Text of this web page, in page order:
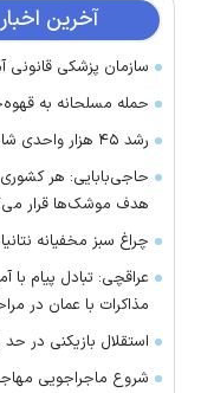
آخرین اخبار
سازمان پزشکی قانونی آمار
حمله مسلحانه به قهوه‌خانه‌ای
رشد ۴۵ هزار واحدی شاخص کل بورس
حاجی‌بابایی: هر کشوری
هدف موشک‌ها قرار
چراغ سبز مخفیانه
عراقچی: تبادل پیام
مذاکرات با عمان در
استقلال بازیکنی در
شروع ماجراجویی